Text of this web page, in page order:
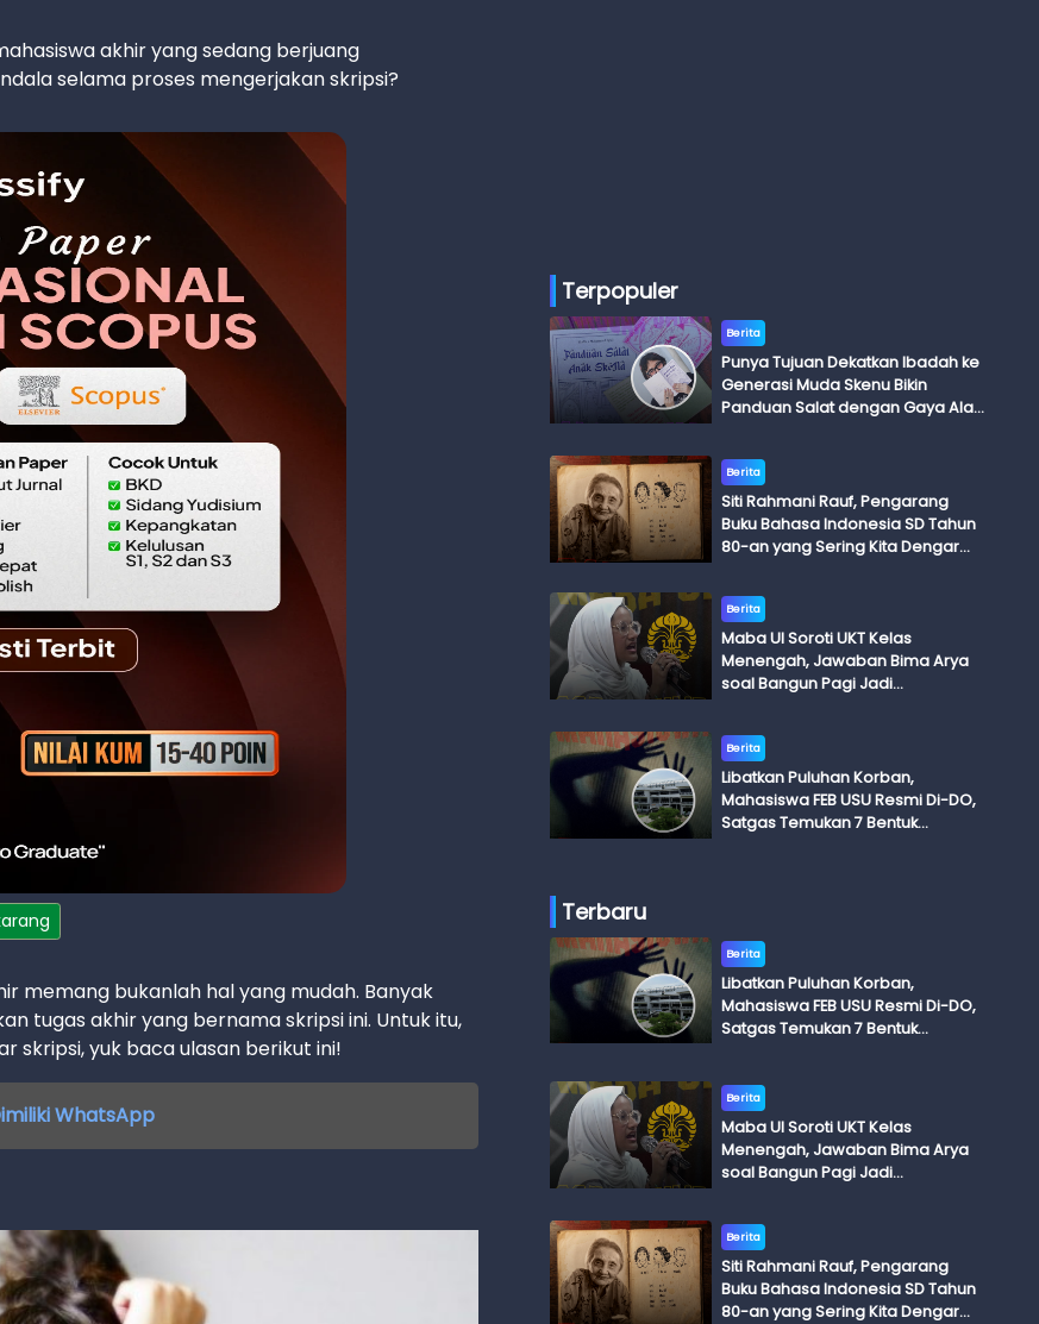
akhir yang sedang berjuang
selama proses mengerjakan skripsi?
memang bukanlah hal yang mudah. Banyak
tugas akhir yang bernama skripsi ini. Untuk itu,
skripsi, yuk baca ulasan berikut ini!
WhatsApp
Terpopuler
Berita
Punya Tujuan Dekatkan Ibadah ke
Generasi Muda Skenu Bikin
Panduan Salat dengan Gaya Ala
Berita
Siti Rahmani Rauf, Pengarang
Buku Bahasa Indonesia SD Tahun
80-an yang Sering Kita Dengar
Adik Budi
Berita
Maba UI Soroti UKT Kelas
Menengah, Jawaban Bima Arya
soal Bangun Pagi Jadi
Berita
Libatkan Puluhan Korban,
Mahasiswa FEB USU Resmi Di-DO,
Satgas Temukan 7 Bentuk
Terbaru
Berita
Libatkan Puluhan Korban,
Mahasiswa FEB USU Resmi Di-DO,
Satgas Temukan 7 Bentuk
Berita
Maba UI Soroti UKT Kelas
Menengah, Jawaban Bima Arya
soal Bangun Pagi Jadi
Berita
Siti Rahmani Rauf, Pengarang
Buku Bahasa Indonesia SD Tahun
80-an yang Sering Kita Dengar